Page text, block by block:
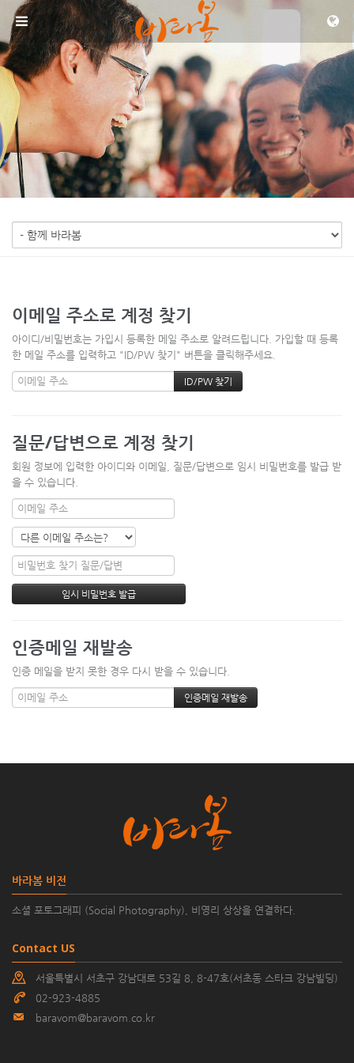
메뉴 건너뛰기
이메일 주소로 계정 찾기
아이디/비밀번호는 가입시 등록한 메일 주소로 알려드립니다. 가입할 때 등록
한 메일 주소를 입력하고 "ID/PW 찾기" 버튼을 클릭해주세요.
질문/답변으로 계정 찾기
회원 정보에 입력한 아이디와 이메일, 질문/답변으로 임시 비밀번호를 발급 받
을 수 있습니다.
인증메일 재발송
인증 메일을 받지 못한 경우 다시 받을 수 있습니다.
바라봄 비전
소셜 포토그래피 (Social Photography), 비영리 상상을 연결하다.
Contact US
서울특별시 서초구 강남대로 53길 8, 8-47호(서초동 스타크 강남빌딩)
02-923-4885
baravom@baravom.co.kr